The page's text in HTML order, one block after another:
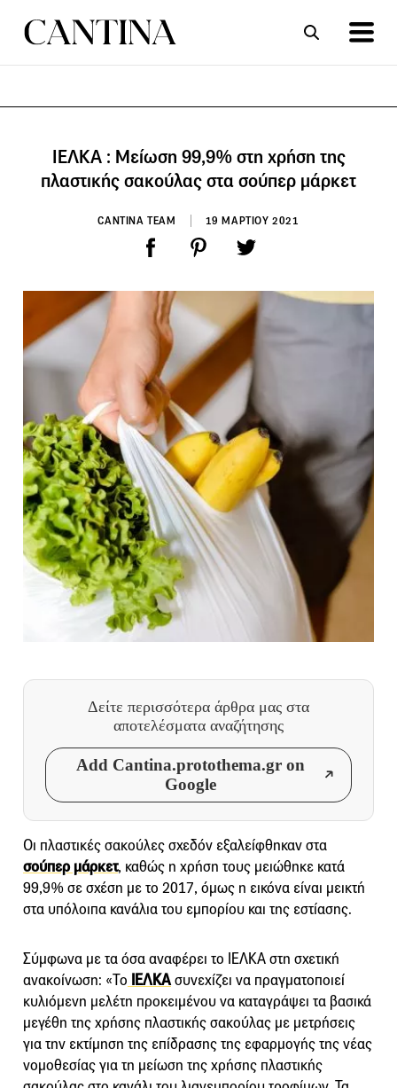
ΙΕΛΚΑ : Μείωση 99,9% στη χρήση της
πλαστικής σακούλας στα σούπερ μάρκετ
CANTINA TEAM 19 ΜΑΡΤΙΟΥ 2021
Δείτε περισσότερα άρθρα μας στα
αποτελέσματα αναζήτησης
Add Cantina.protothema.gr on
Google
Οι πλαστικές σακούλες σχεδόν εξαλείφθηκαν στα
σούπερ μάρκετ, καθώς η χρήση τους μειώθηκε κατά
99,9% σε σχέση με το 2017, όμως η εικόνα είναι μεικτή
στα υπόλοιπα κανάλια του εμπορίου και της εστίασης.
Σύμφωνα με τα όσα αναφέρει το ΙΕΛΚΑ στη σχετική
ανακοίνωση: «Το ΙΕΛΚΑσυνεχίζει να πραγματοποιεί
κυλιόμενη μελέτη προκειμένου να καταγράψει τα βασικά
μεγέθη της χρήσης πλαστικής σακούλας με μετρήσεις
για την εκτίμηση της επίδρασης της εφαρμογής της νέας
νομοθεσίας για τη μείωση της χρήσης πλαστικής